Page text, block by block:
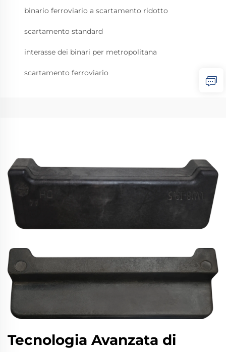
binario ferroviario a scartamento ridotto
scartamento standard
interasse dei binari per metropolitana
scartamento ferroviario
Tecnologia Avanzata di